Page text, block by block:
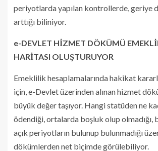
periyotlarda yapılan kontrollerde, geriye
arttığı biliniyor.
e-DEVLET HİZMET DÖKÜMÜ
HARİTASI OLUŞTURUYOR
Emeklilik hesaplamalarında hakikat
için, e-Devlet üzerinden alınan hizmet
büyük değer taşıyor. Hangi statüden ne
ödendiği, ortalarda boşluk olup olmadığı,
açık periyotların bulunup bulunmadığı
dökümlerden net biçimde görülebiliyor.